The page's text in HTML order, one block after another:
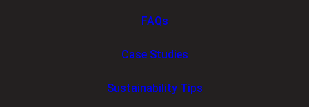
FAQs
Case Studies
Sustainability Tips